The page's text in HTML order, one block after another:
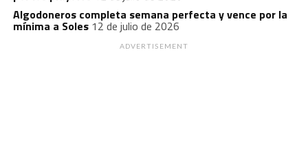
Algodoneros completa semana perfecta y vence por la
mínima a Soles 12 de julio de 2026
ADVERTISEMENT